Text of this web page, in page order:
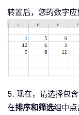
转置后，您的数字应
5. 现在，请选择包
在排序和筛选组中点